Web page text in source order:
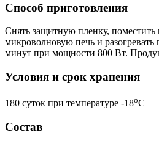
Способ приготовления
Снять защитную пленку, поместить
микроволновую печь и разогревать
минут при мощности 800 Вт.
Условия и срок хранения
180 суток при температуре -18oС
Состав